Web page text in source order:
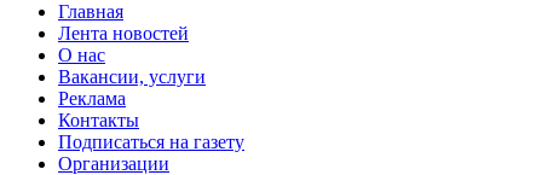
Главная
Лента новостей
О нас
Вакансии, услуги
Реклама
Контакты
Подписаться на газету
Организации